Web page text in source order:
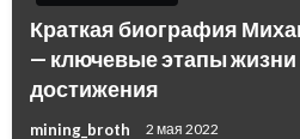
Краткая биография
— ключевые этапы
достижения
mining_broth 2 мая 2022